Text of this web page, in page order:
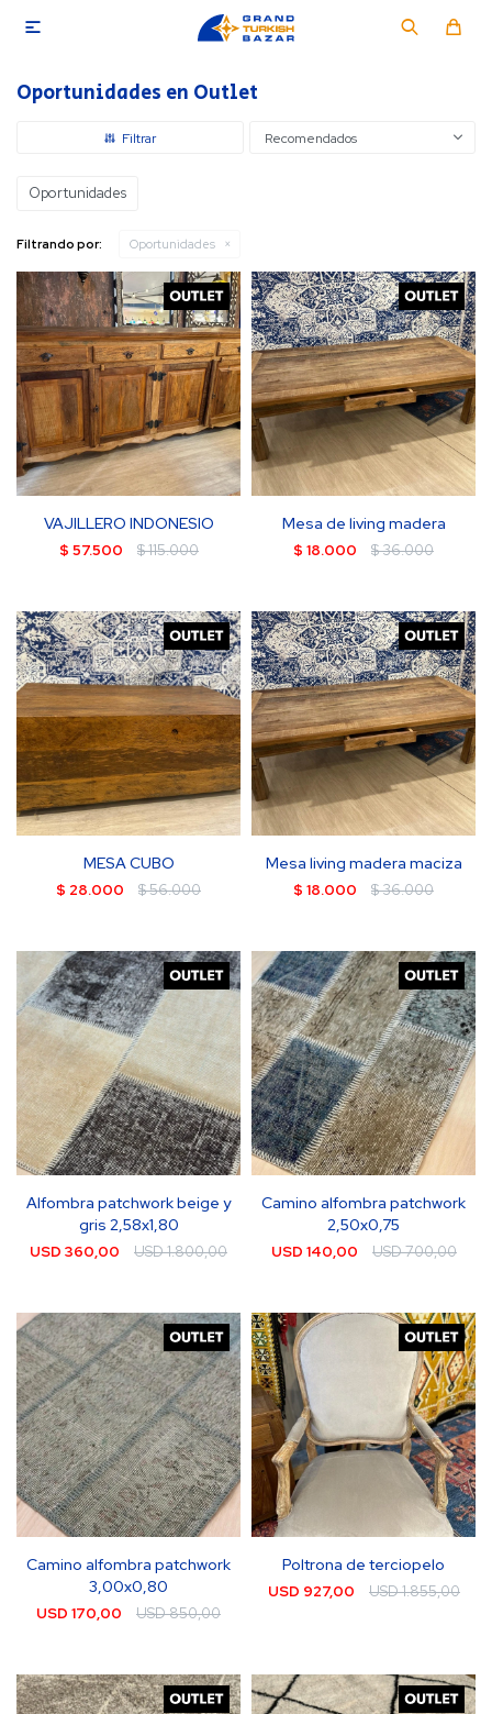

Oportunidades en Outlet
Recomendados
Oportunidades
Filtrando por: Oportunidades
VAJILLERO INDONESIO
$ 57.500 $115.000
Mesa de living madera
$ 18.000 $36.000
MESA CUBO
$ 28.000 $56.000
Mesa living madera maciza
$ 18.000 $36.000
Alfombra patchwork beige y
gris 2,58x1,80
USD 360,00 USD1.800,00
Camino alfombra patchwork
2,50x0,75
USD 140,00 USD700,00
Camino alfombra patchwork
3,00x0,80
USD 170,00 USD850,00
Poltrona de terciopelo
USD 927,00 USD1.855,00